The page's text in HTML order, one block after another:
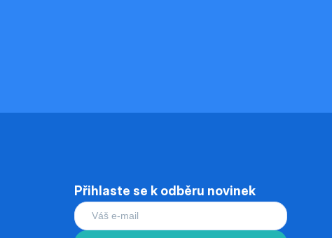
Přihlaste se k odběru novinek